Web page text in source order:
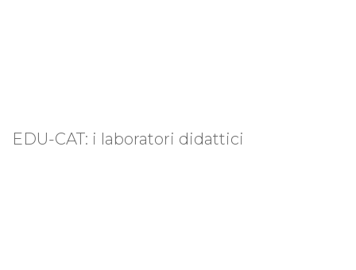
EDU-CAT: i laboratori didattici